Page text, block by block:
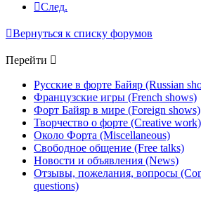
След.
Вернуться к списку форумов
Перейти
Русские в форте Байяр (Russian
Французские игры (French shows)
Форт Байяр в мире (Foreign shows)
Творчество о форте (Creative work)
Около Форта (Miscellaneous)
Свободное общение (Free talks)
Новости и объявления (News)
Отзывы, пожелания, вопросы
questions)